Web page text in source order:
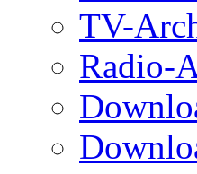
TV-
Radio-